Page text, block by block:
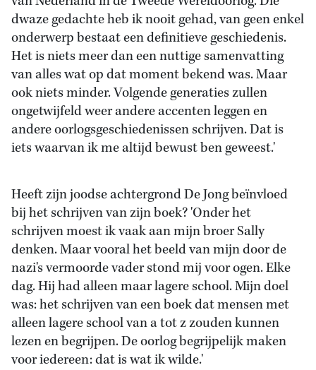
dwaze gedachte heb ik nooit gehad, van geen enkel
onderwerp bestaat een definitieve geschiedenis.
Het is niets meer dan een nuttige samenvatting
van alles wat op dat moment bekend was. Maar
ook niets minder. Volgende generaties zullen
ongetwijfeld weer andere accenten leggen en
andere oorlogsgeschiedenissen schrijven. Dat is
iets waarvan ik me altijd bewust ben geweest.'
Heeft zijn joodse achtergrond De Jong beïnvloed
bij het schrijven van zijn boek? 'Onder het
schrijven moest ik vaak aan mijn broer Sally
denken. Maar vooral het beeld van mijn door de
nazi's vermoorde vader stond mij voor ogen. Elke
dag. Hij had alleen maar lagere school. Mijn doel
was: het schrijven van een boek dat mensen met
alleen lagere school van a tot z zouden kunnen
lezen en begrijpen. De oorlog begrijpelijk maken
voor iedereen: dat is wat ik wilde.'